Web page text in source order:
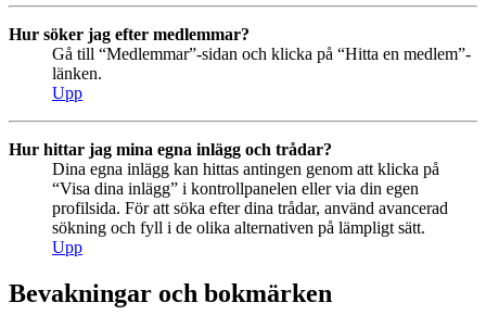
Hur söker jag efter medlemmar?
Gå till “Medlemmar”-sidan och klicka på “Hitta en medlem”-
länken.
Upp
Hur hittar jag mina egna inlägg och trådar?
Dina egna inlägg kan hittas antingen genom att klicka på
“Visa dina inlägg” i kontrollpanelen eller via din egen
profilsida. För att söka efter dina trådar, använd avancerad
sökning och fyll i de olika alternativen på lämpligt sätt.
Upp
Bevakningar och bokmärken